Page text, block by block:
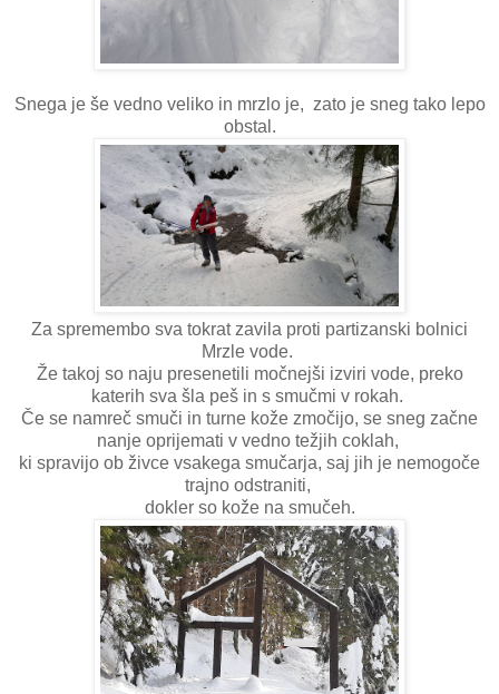
Snega je še vedno veliko in mrzlo je, zato je sneg tako lepo
obstal.
Za spremembo sva tokrat zavila proti partizanski bolnici
Mrzle vode.
Že takoj so naju presenetili močnejši izviri vode, preko
katerih sva šla peš in s smučmi v rokah.
Če se namreč smuči in turne kože zmočijo, se sneg začne
nanje oprijemati v vedno težjih coklah,
ki spravijo ob živce vsakega smučarja, saj jih je nemogoče
trajno odstraniti,
dokler so kože na smučeh.